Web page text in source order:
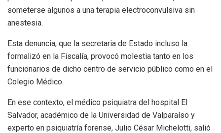
someterse algunos a una terapia electroconvulsiva sin
anestesia.
Esta denuncia, que la secretaria de Estado incluso la
formalizó en la Fiscalía, provocó molestia tanto en los
funcionarios de dicho centro de servicio público como en el
Colegio Médico.
En ese contexto, el médico psiquiatra del hospital El
Salvador, académico de la Universidad de Valparaíso y
experto en psiquiatría forense, Julio César Michelotti, salió